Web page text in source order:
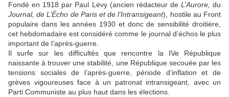
Fondé en 1918 par Paul Lévy (ancien rédacteur de L’Aurore,du
Journal, de L’Écho de Paris et de l’Intransigeant), hostile au Front
populaire dans les années 1930 et donc de sensibilité droitière,
cet hebdomadaire est considéré comme le journal d’échos le plus
important de l’après-guerre.
Il surfe sur les difficultés que rencontre la IVe République
naissante à trouver une stabilité, une République secouée par les
tensions sociales de l’après-guerre, période d’inflation et de
grèves vigoureuses face à un patronat intransigeant, avec un
Parti Communiste au plus haut dans les élections.